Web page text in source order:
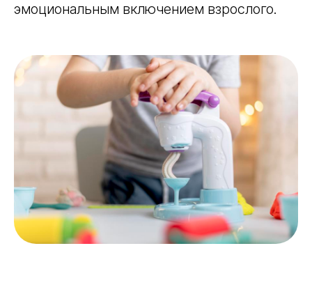
эмоциональным включением взрослого.